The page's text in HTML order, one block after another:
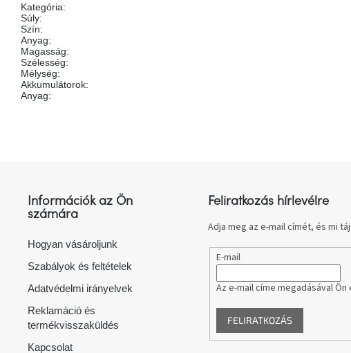
Kategória:
Súly:
Szín:
Anyag:
Magasság:
Szélesség:
Mélység:
Akkumulátorok:
Anyag:
Információk az Ön
számára
Hogyan vásároljunk
Szabályok és feltételek
Adatvédelmi irányelvek
Reklamáció és
termékvisszaküldés
Kapcsolat
Feliratkozás hírlevélre
Adja meg az e-mail címét, és mi
E-mail
Az e-mail címe megadásával Ön
FELIRATKOZÁS